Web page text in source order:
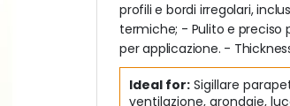
profili e bordi irregolari,
termiche; - Pulito e preciso
per applicazione. -
Ideal for: Sigillare
ventilazione, grondaie,